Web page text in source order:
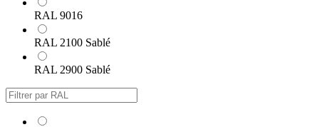
RAL 9016
RAL 2100 Sablé
RAL 2900 Sablé